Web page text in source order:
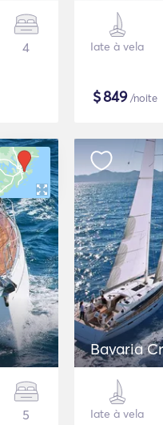
4 Iate à vela
$849/noite
5
Bavaria
Iate à vela